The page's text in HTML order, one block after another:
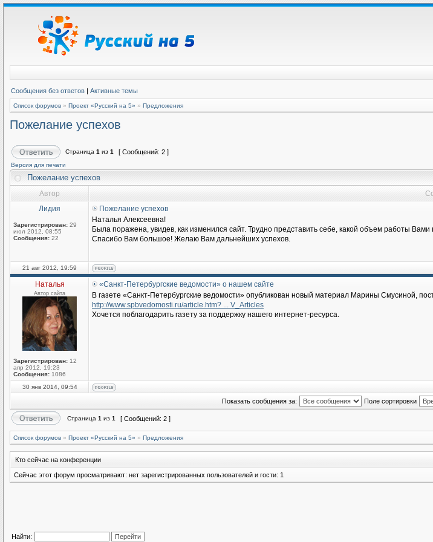
Сообщения без ответов | Активные темы
Список форумов » Проект «Русский на 5» » Предложения
Пожелание успехов
Страница 1 из 1 [ Сообщений: 2 ]
Версия для печати
Пожелание успехов
Автор
Лидия
Зарегистрирован: 29
июл 2012, 08:55
Сообщения: 22
Пожелание успехов
Наталья Алексеевна!
Была поражена, увидев, как изменился сайт. Трудно представить себе, какой объем работы Вами
Спасибо Вам большое! Желаю Вам дальнейших успехов.
21 авг 2012, 19:59
Наталья
Автор сайта
Зарегистрирован: 12
апр 2012, 19:23
Сообщения: 1086
«Санкт-Петербургские ведомости» о нашем сайте
В газете «Санкт-Петербургские ведомости» опубликован новый материал Марины Смусиной,
http://www.spbvedomosti.ru/article.htm? ... V_Articles
Хочется поблагодарить газету за поддержку нашего интернет-ресурса.
30 янв 2014, 09:54
Показать сообщения за: Поле сортировки
Страница 1 из 1 [ Сообщений: 2 ]
Список форумов » Проект «Русский на 5» » Предложения
Кто сейчас на конференции
Сейчас этот форум просматривают: нет зарегистрированных пользователей и гости: 1
Найти: